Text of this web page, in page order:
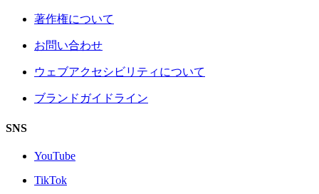
著作権について
お問い合わせ
ウェブアクセシビリティについて
ブランドガイドライン
SNS
YouTube
TikTok